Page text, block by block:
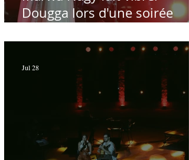
Dougga lors d'une soirée
Hamdi - Par Sofien Manaï
Jul 28